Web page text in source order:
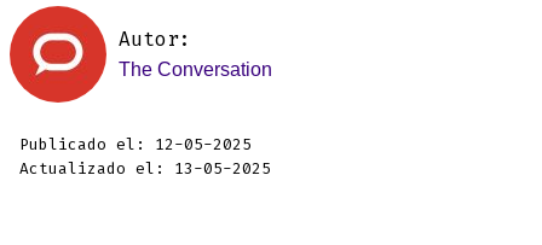
Autor:
The Conversation
Publicado el: 12-05-2025
Actualizado el: 13-05-2025